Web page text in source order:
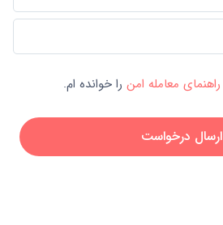
راهنمای معامله امنرا خوانده ام.
ارسال درخواست